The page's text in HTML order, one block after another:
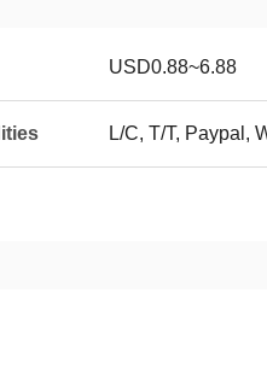
USD0.88~6.88
L/C, T/T, Paypal,